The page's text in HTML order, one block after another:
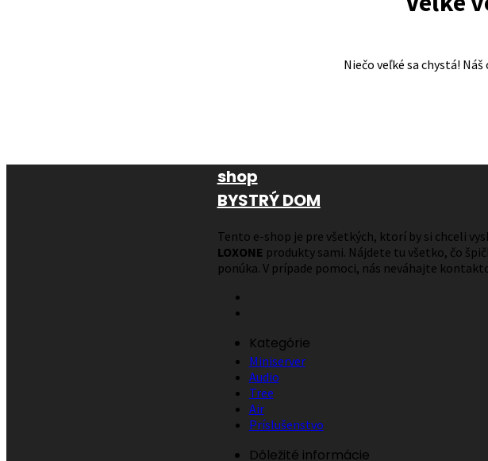
Niečo veľké sa chystá!
shop
BYSTRÝ DOM
Tento e-shop je pre všetkých, ktorí by si chceli
LOXONE produkty sami. Nájdete tu všetko, čo
ponúka. V prípade pomoci, nás neváhajte
Kategórie
Miniserver
Audio
Tree
Air
Príslušenstvo
Dôležité informácie